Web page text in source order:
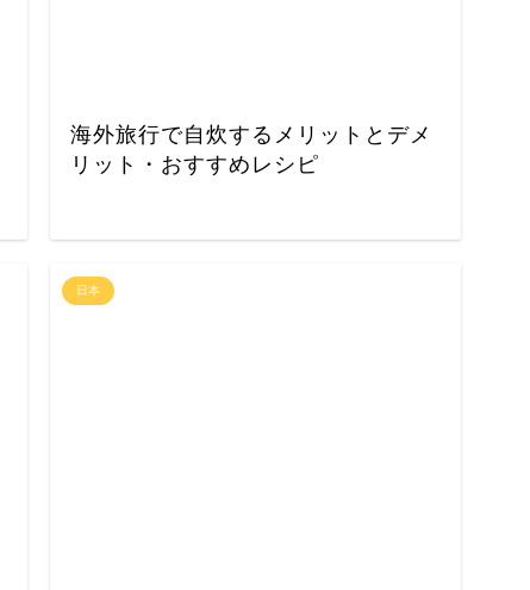
海外旅行で自炊するメリットとデメ
リット・おすすめレシピ
日本